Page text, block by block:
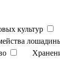
культур